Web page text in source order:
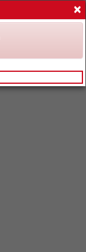
Anmelden
×